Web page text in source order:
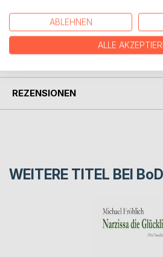
AUTOR/IN
REZENSIONEN
WEITERE TITEL BEI BoD
ABLEHNEN
ALLE